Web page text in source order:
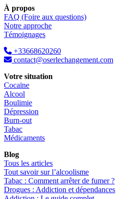
À propos
FAQ (Foire aux questions)
Notre approche
Témoignages
+33668620260
contact@oserlechangement.com
Votre situation
Cocaïne
Alcool
Boulimie
Dépression
Burn-out
Tabac
Médicaments
Blog
Tous les articles
Tout savoir sur l’alcoolisme
Tabac : Comment arrêter de fumer ?
Drogues : Addiction et dépendances